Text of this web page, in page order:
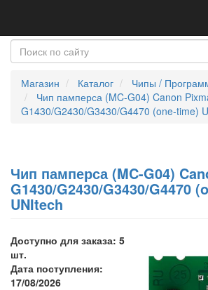
Магазин Каталог Чипы /
Чип памперса (MC-G04) Canon
G1430/G2430/G3430/G4470 (one-time)
Чип памперса (MC-G04)
G1430/G2430/G3430/G4470
UNItech
Доступно для заказа: 5
шт.
Дата поступления:
17/08/2026